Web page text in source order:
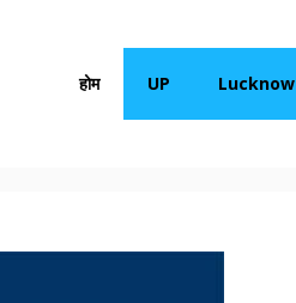
होम UP Lucknow